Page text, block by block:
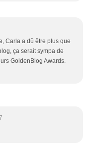
Carla a dû être plus que
ça serait sympa de
GoldenBlog Awards.